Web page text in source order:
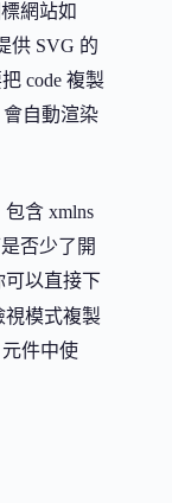
網站如
供 SVG 的
code 複製
自動渲染
含 xmlns
否少了開
可以直接下
視模式複製
件中使